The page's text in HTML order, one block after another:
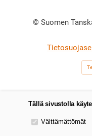
© Suomen
Tällä sivustolla
Valitse käytettävät
Välttämättömät